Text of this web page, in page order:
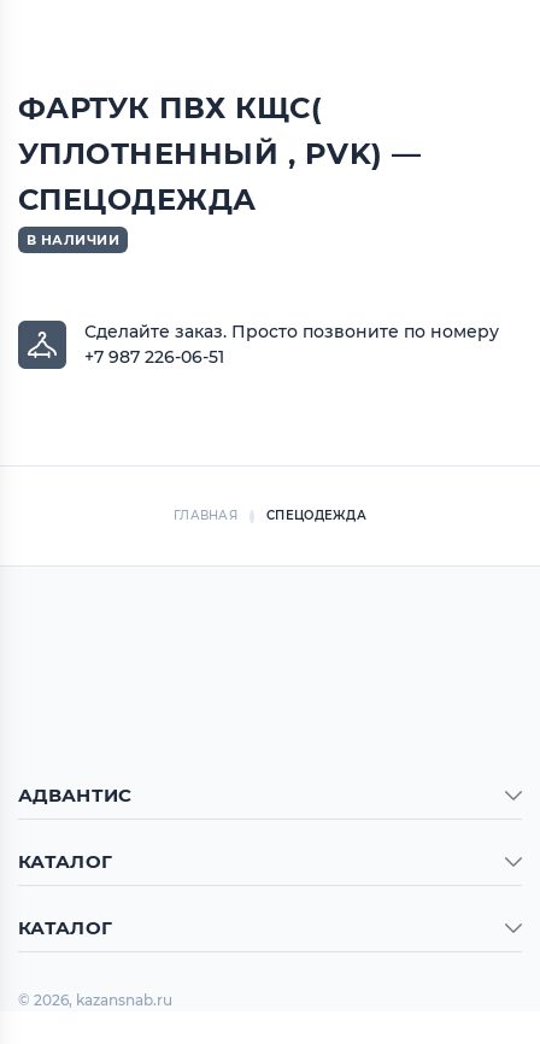
ФАРТУК ПВХ КЩС(
УПЛОТНЕННЫЙ , PVK) —
СПЕЦОДЕЖДА
В НАЛИЧИИ
Сделайте заказ. Просто позвоните по номеру
+7 987 226-06-51
ГЛАВНАЯ СПЕЦОДЕЖДА
АДВАНТИС
КАТАЛОГ
КАТАЛОГ
© 2026, kazansnab.ru